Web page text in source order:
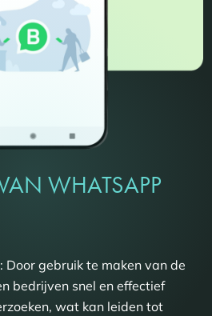
WHATSAPP
: Door gebruik te maken van de
bedrijven snel en effectief
wat kan leiden tot